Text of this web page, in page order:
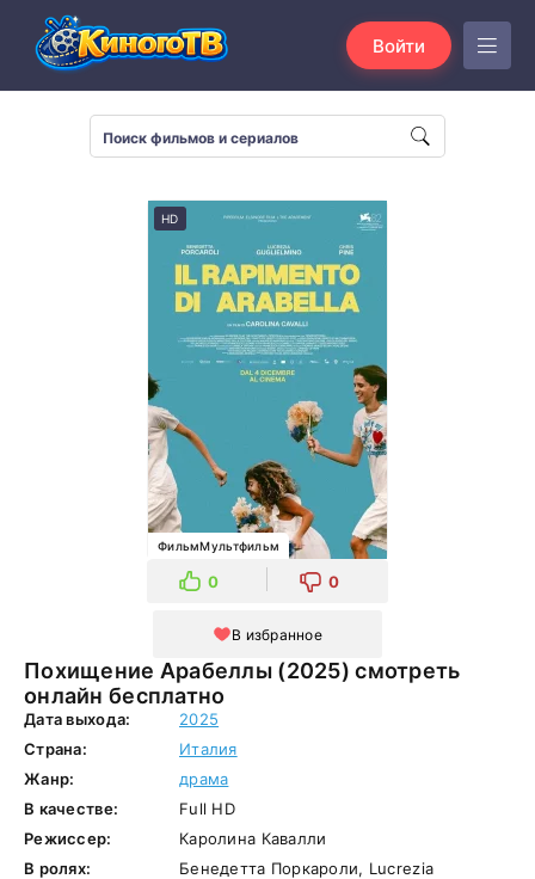
Войти
Похищение Арабеллы (2025) смотреть
онлайн бесплатно
HD
ФильмМультфильм
0 0
В избранное
Дата выхода:
2025
Страна:
Италия
Жанр:
драма
В качестве:
Full HD
Режиссер:
Каролина Кавалли
В ролях:
Бенедетта Поркароли, Lucrezia